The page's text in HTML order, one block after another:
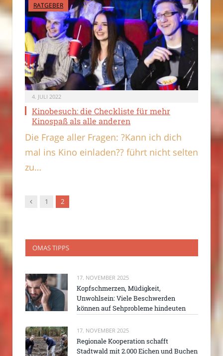
RATGEBER
4. JULI 2022
Kinobesuch: die Checkliste für mehr
Kinospaß als alle anderen
Die Frage aller Fragen: ?Kann ich dich
mal ins Kino einladen?? führt nicht selten
zu…
Vorgänger
1 2
OMAS TIPPS
17. NOVEMBER 2025
Kopfschmerzen, Müdigkeit,
Unwohlsein: Viele Beschwerden
können auf Sehprobleme hindeuten
17. NOVEMBER 2025
Regionale Kooperation schafft
Stadtwald mit 2.000 Eichen und Buchen